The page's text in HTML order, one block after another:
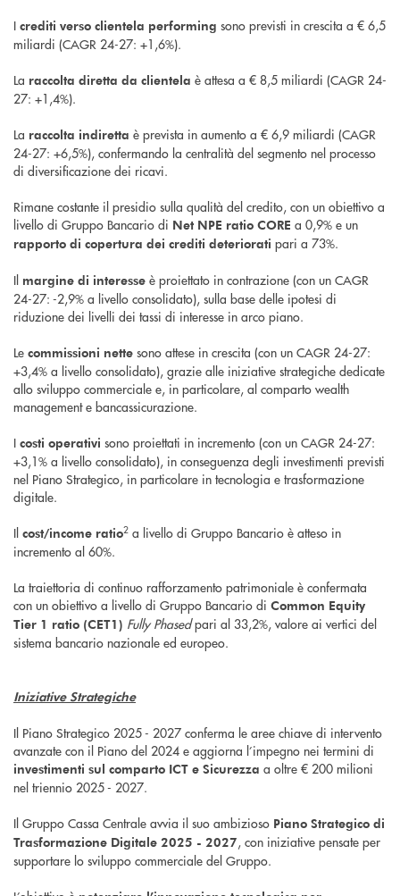
I crediti verso clientela performing sono previsti in crescita a € 6,5
miliardi (CAGR 24-27: +1,6%).
La raccolta diretta da clientela è attesa a € 8,5 miliardi (CAGR 24-
27: +1,4%).
La raccolta indiretta è prevista in aumento a € 6,9 miliardi (CAGR
24-27: +6,5%), confermando la centralità del segmento nel processo
di diversificazione dei ricavi.
Rimane costante il presidio sulla qualità del credito, con un obiettivo a
livello di Gruppo Bancario di Net NPE ratio CORE a 0,9% e un
rapporto di copertura dei crediti deteriorati pari a 73%.
Il margine di interesse è proiettato in contrazione (con un CAGR
24-27: -2,9% a livello consolidato), sulla base delle ipotesi di
riduzione dei livelli dei tassi di interesse in arco piano.
Le commissioni nette sono attese in crescita (con un CAGR 24-27:
+3,4% a livello consolidato), grazie alle iniziative strategiche dedicate
allo sviluppo commerciale e, in particolare, al comparto wealth
management e bancassicurazione.
I costi operativi sono proiettati in incremento (con un CAGR 24-27:
+3,1% a livello consolidato), in conseguenza degli investimenti previsti
nel Piano Strategico, in particolare in tecnologia e trasformazione
digitale.
Il cost/income ratio2 a livello di Gruppo Bancario è atteso in
incremento al 60%.
La traiettoria di continuo rafforzamento patrimoniale è confermata
con un obiettivo a livello di Gruppo Bancario di Common Equity
Tier 1 ratio (CET1) Fully Phasedpari al 33,2%, valore ai vertici del
sistema bancario nazionale ed europeo.
Iniziative Strategiche
Il Piano Strategico 2025 - 2027 conferma le aree chiave di intervento
avanzate con il Piano del 2024 e aggiorna l’impegno nei termini di
investimenti sul comparto ICT e Sicurezza a oltre € 200 milioni
nel triennio 2025 - 2027.
Il Gruppo Cassa Centrale avvia il suo ambizioso Piano Strategico di
Trasformazione Digitale 2025 - 2027, con iniziative pensate per
supportare lo sviluppo commerciale del Gruppo.